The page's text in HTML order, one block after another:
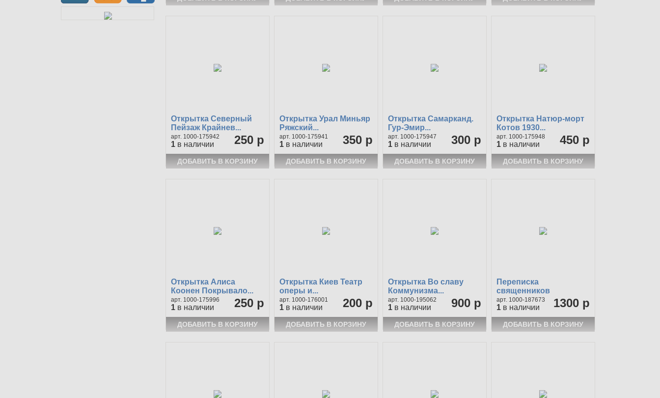
Открытка Северный
Пейзаж Крайнев...
250 р
1000-175942
1 в наличии
Открытка Урал Миньяр
Ряжский...
350 р
1000-175941
1 в наличии
Открытка Самарканд.
Гур-Эмир...
300 р
1000-175947
1 в наличии
Открытка Натюр-морт
Котов 1930...
450 р
1000-175948
1 в наличии
Открытка Алиса
Коонен Покрывало...
250 р
1000-175996
1 в наличии
Открытка Киев Театр
оперы и...
200 р
1000-176001
1 в наличии
Открытка Во славу
Коммунизма...
900 р
1000-195062
1 в наличии
Переписка
священников
Открытка...
1300 р
1000-187673
1 в наличии